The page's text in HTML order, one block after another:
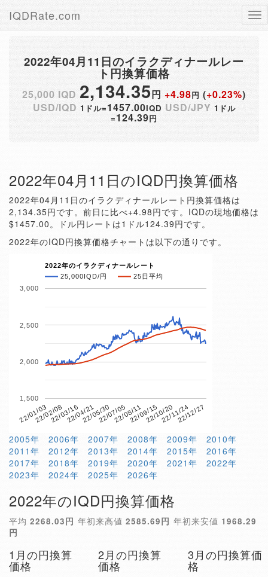
IQDRate.com
2022年04月11日のイラクディナールレー
ト円換算価格
25,000 IQD 2,134.35円+4.98円 (+0.23%)
USD/IQD 1ドル=1457.00IQD USD/JPY 1ドル
=124.39円
2022年04月11日のIQD円換算価格
2022年04月11日のイラクディナールレート円換算価格は
2,134.35円です。前日に比べ+4.98円です。IQDの現地価格は
$1457.00。ドル円レートは1ドル124.39円です。
2022年のIQD円換算価格チャートは以下の通りです。
2022年のイラクディナールレート
25,000IQD/円
25日平均
22/01/0322/02/0822/03/1622/04/2122/05/3022/07/0522/08/1122/09/1522/10/2022/11/2422/12/27
1,500
2,000
2,500
3,000
2005年 2006年 2007年 2008年 2009年
2010年
2011年
2012年 2013年 2014年 2015年
2016年
2017年
2018年 2019年 2020年 2021年
2022年
2023年
2024年 2025年 2026年
2022年のIQD円換算価格
平均 2268.03円 年初来高値 2585.69円 年初来安値 1968.29
円
1月の円換算
価格
2月の円換算
価格
3月の円換算価
格